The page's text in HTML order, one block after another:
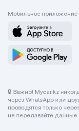
Мобильное приложение
🔒 Важно! Mycar.kz
через WhatsApp или
проводятся только
не передавайте данные